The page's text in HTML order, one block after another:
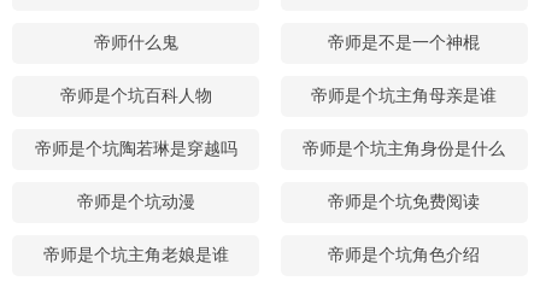
帝师什么鬼 帝师是不是一个神棍
帝师是个坑百科人物 帝师是个坑主角母亲是谁
帝师是个坑陶若琳是穿越吗 帝师是个坑主角身份是什么
帝师是个坑动漫 帝师是个坑免费阅读
帝师是个坑主角老娘是谁 帝师是个坑角色介绍